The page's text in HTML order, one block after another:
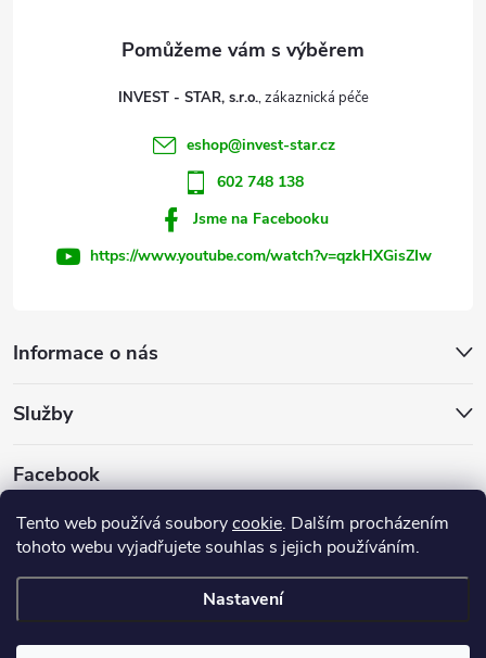
Tento web používá souborycookie. Dalším procházením
tohoto webu vyjadřujete souhlas s jejich používáním.
Nastavení
Informace o nás
Služby
Facebook
INVEST - STAR, s.r.o.
eshop@invest-star.cz
602 748 138
Jsme na Facebooku
https://www.youtube.com/watch?v=qzkHXGisZIw
Copyright 2026INVEST - STAR, s.r.o.. Všechna práva vyhrazena.